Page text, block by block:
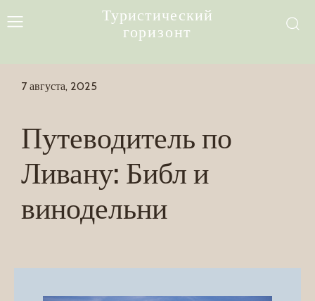
Туристический
горизонт
Путеводитель по
Ливану: Библ и
винодельни
7 августа, 2025